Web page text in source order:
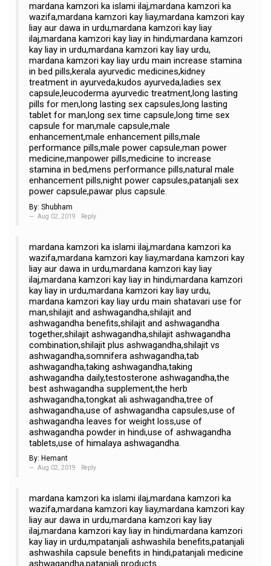
mardana kamzori ka islami ilaj,mardana kamzori ka
wazifa,mardana kamzori kay liay,mardana kamzori kay
liay aur dawa in urdu,mardana kamzori kay liay
ilaj,mardana kamzori kay liay in hindi,mardana kamzori
kay liay in urdu,mardana kamzori kay liay urdu,
mardana kamzori kay liay urdu main increase stamina
in bed pills,kerala ayurvedic medicines,kidney
treatment in ayurveda,kudos ayurveda,ladies sex
capsule,leucoderma ayurvedic treatment,long lasting
pills for men,long lasting sex capsules,long lasting
tablet for man,long sex time capsule,long time sex
capsule for man,male capsule,male
enhancement,male enhancement pills,male
performance pills,male power capsule,man power
medicine,manpower pills,medicine to increase
stamina in bed,mens performance pills,natural male
enhancement pills,night power capsules,patanjali sex
power capsule,pawar plus capsule.
By: Shubham
Aug 02, 2019 Reply
mardana kamzori ka islami ilaj,mardana kamzori ka
wazifa,mardana kamzori kay liay,mardana kamzori kay
liay aur dawa in urdu,mardana kamzori kay liay
ilaj,mardana kamzori kay liay in hindi,mardana kamzori
kay liay in urdu,mardana kamzori kay liay urdu,
mardana kamzori kay liay urdu main shatavari use for
man,shilajit and ashwagandha,shilajit and
ashwagandha benefits,shilajit and ashwagandha
together,shilajit ashwagandha,shilajit ashwagandha
combination,shilajit plus ashwagandha,shilajit vs
ashwagandha,somnifera ashwagandha,tab
ashwagandha,taking ashwagandha,taking
ashwagandha daily,testosterone ashwagandha,the
best ashwagandha supplement,the herb
ashwagandha,tongkat ali ashwagandha,tree of
ashwagandha,use of ashwagandha capsules,use of
ashwagandha leaves for weight loss,use of
ashwagandha powder in hindi,use of ashwagandha
tablets,use of himalaya ashwagandha.
By: Hemant
Aug 02, 2019 Reply
mardana kamzori ka islami ilaj,mardana kamzori ka
wazifa,mardana kamzori kay liay,mardana kamzori kay
liay aur dawa in urdu,mardana kamzori kay liay
ilaj,mardana kamzori kay liay in hindi,mardana kamzori
kay liay in urdu,mpatanjali ashwashila benefits,patanjali
ashwashila capsule benefits in hindi,patanjali medicine
ashwagandha,patanjali products